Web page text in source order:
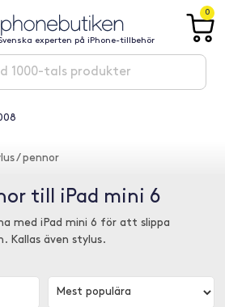
experten på iPhone-tillbehör
0
/ pennor
till iPad mini 6
med iPad mini 6 för att slippa
Kallas även stylus.